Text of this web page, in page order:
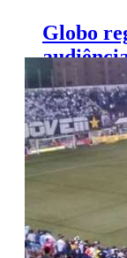
Globo
Santos